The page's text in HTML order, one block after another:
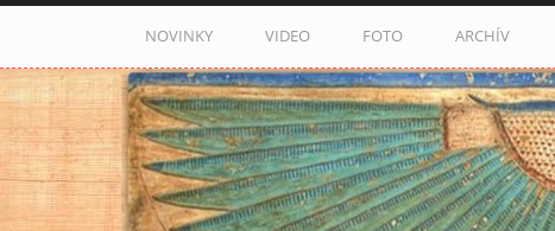
Skočiť na hlavný obsah
NOVINKY VIDEO FOTO ARCHÍV